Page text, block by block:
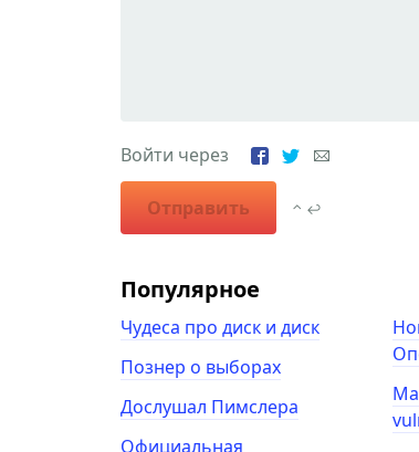
Войти через
Отправить ⌃ ↩
Популярное
Чудеса про диск и диск
Познер о выборах
Дослушал Пимслера
Официальная